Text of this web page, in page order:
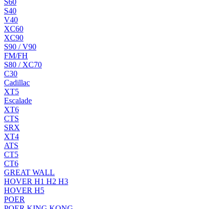
S60
S40
V40
XC60
XC90
S90 / V90
FM/FH
S80 / XC70
C30
Cadillac
XT5
Escalade
XT6
CTS
SRX
XT4
ATS
CT5
CT6
GREAT WALL
HOVER H1 H2 H3
HOVER H5
POER